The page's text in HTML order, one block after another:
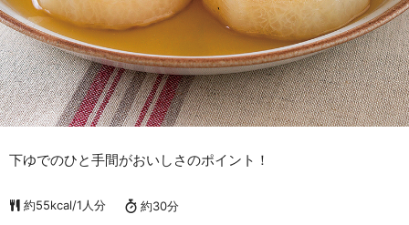
下ゆでのひと手間がおいしさのポイント！
約55kcal/1人分 約30分